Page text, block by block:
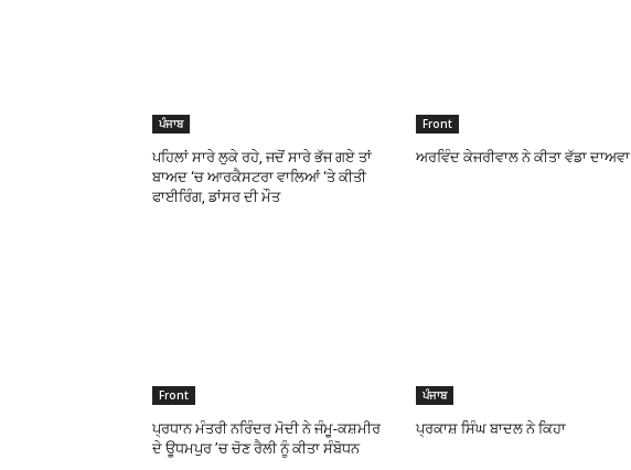
ਪੰਜਾਬ
ਪਹਿਲਾਂ ਸਾਰੇ ਲੁਕੇ ਰਹੇ, ਜਦੋਂ ਸਾਰੇ ਭੱਜ ਗਏ ਤਾਂ
ਬਾਅਦ ‘ਚ ਆਰਕੈਸਟਰਾ ਵਾਲਿਆਂ ‘ਤੇ ਕੀਤੀ
ਫਾਈਰਿੰਗ, ਡਾਂਸਰ ਦੀ ਮੌਤ
Front
ਅਰਵਿੰਦ ਕੇਜਰੀਵਾਲ ਨੇ ਕੀਤਾ ਵੱਡਾ ਦਾਅਵਾ
Front
ਪ੍ਰਧਾਨ ਮੰਤਰੀ ਨਰਿੰਦਰ ਮੋਦੀ ਨੇ ਜੰਮੂ-ਕਸ਼ਮੀਰ
ਦੇ ਊਧਮਪੁਰ ’ਚ ਚੋਣ ਰੈਲੀ ਨੂੰ ਕੀਤਾ ਸੰਬੋਧਨ
ਪੰਜਾਬ
ਪ੍ਰਕਾਸ਼ ਸਿੰਘ ਬਾਦਲ ਨੇ ਕਿਹਾ